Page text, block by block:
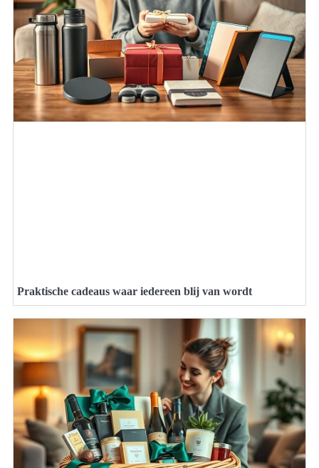
Praktische cadeaus waar iedereen blij van wordt